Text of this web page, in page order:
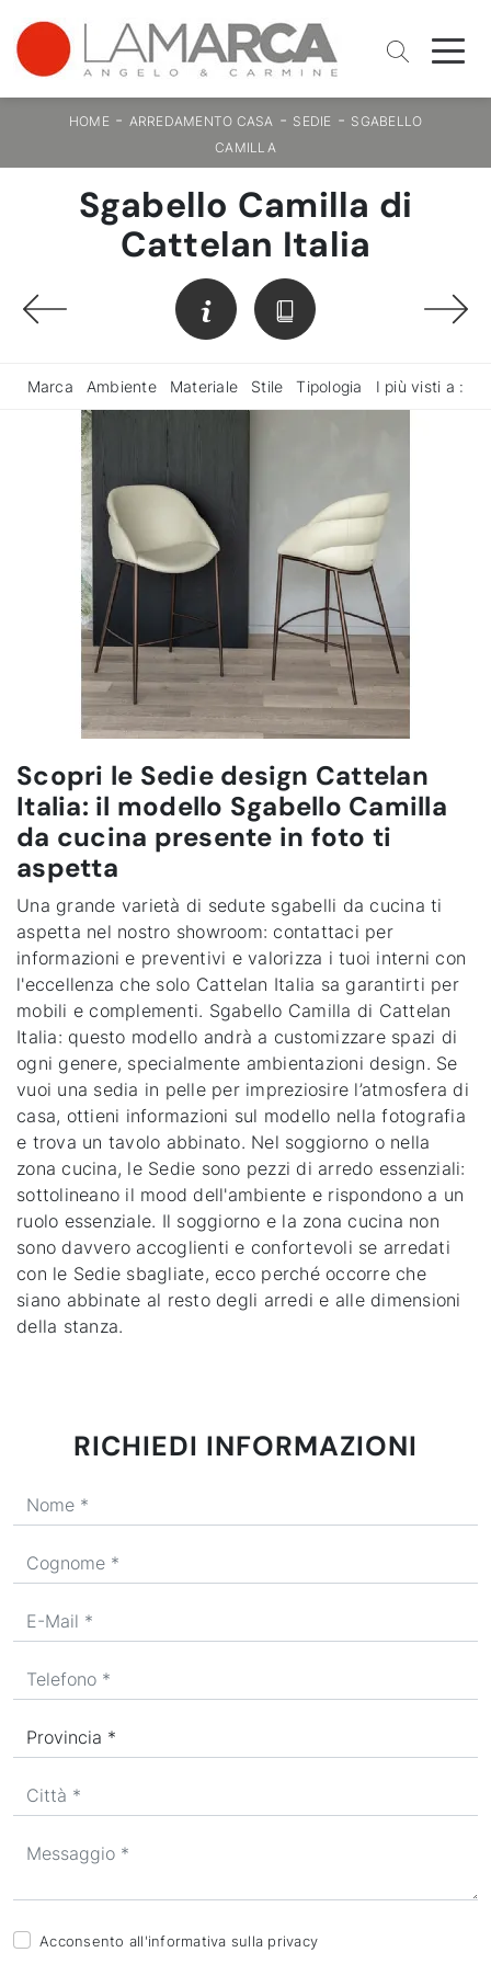
HOME- ARREDAMENTO CASA - SEDIE - SGABELLO
CAMILLA
Sgabello Camilla di
Cattelan Italia
Marca Ambiente Materiale Stile Tipologia I più visti a :
Scopri le Sedie design Cattelan
Italia: il modello Sgabello Camilla
da cucina presente in foto ti
aspetta
Una grande varietà di sedute sgabelli da cucina ti
aspetta nel nostro showroom: contattaci per
informazioni e preventivi e valorizza i tuoi interni con
l'eccellenza che solo Cattelan Italia sa garantirti per
mobili e complementi. Sgabello Camilla di Cattelan
Italia: questo modello andrà a customizzare spazi di
ogni genere, specialmente ambientazioni design. Se
vuoi una sedia in pelle per impreziosire l’atmosfera di
casa, ottieni informazioni sul modello nella fotografia
e trova un tavolo abbinato. Nel soggiorno o nella
zona cucina, le Sedie sono pezzi di arredo essenziali:
sottolineano il mood dell'ambiente e rispondono a un
ruolo essenziale. Il soggiorno e la zona cucina non
sono davvero accoglienti e confortevoli se arredati
con le Sedie sbagliate, ecco perché occorre che
siano abbinate al resto degli arredi e alle dimensioni
della stanza.
RICHIEDI INFORMAZIONI
Acconsento all'informativa sulla privacy